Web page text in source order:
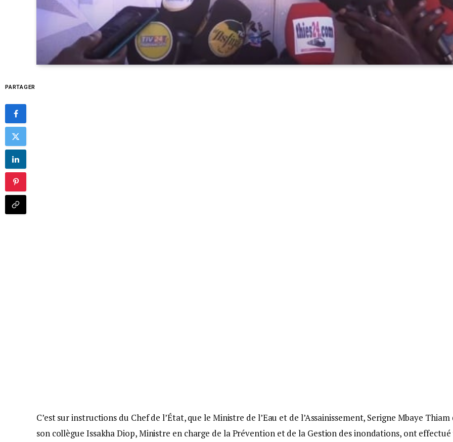
PARTAGER
C’est sur instructions du Chef de l’État, que le Ministre de l’Eau et de l’Assainissement, Serigne Mbaye Thiam
son collègue Issakha Diop, Ministre en charge de la Prévention et de la Gestion des inondations, ont effectué